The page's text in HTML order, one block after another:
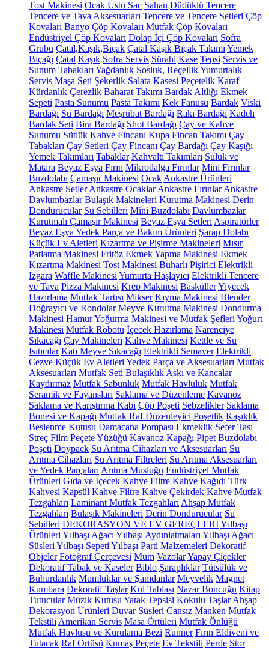
Tost Makinesi Ocak Üstü Sac Sahan Düdüklü Tencere
Tencere ve Tava Aksesuarları Tencere ve Tencere Setleri Çöp
Kovaları Banyo Çöp Kovaları Mutfak Çöp Kovaları
Endüstriyel Çöp Kovaları Dolap İçi Çöp Kovaları Sofra
Grubu Çatal,Kaşık,Bıçak Çatal Kaşık Bıçak Takımı Yemek
Bıçağı Çatal Kaşık Sofra Servis Sürahi Kase Tepsi Servis ve
Sunum Tabakları Yağdanlık Sosluk, ReçellikYumurtalık
Servis Maşa Seti Şekerlik Salata Kasesi Peçetelik Karaf
Kürdanlık Çerezlik Baharat Takımı Bardak Altlığı Ekmek
Sepeti Pasta Sunumu Pasta Takımı Kek Fanusu Bardak Viski
Bardağı Su Bardağı Meşrubat Bardağı Rakı Bardağı Kadeh
Bardak Seti Bira Bardağı Shot Bardağı Çay ve Kahve
Sunumu Sütlük Kahve Fincanı Kupa Fincan Takımı Çay
Tabakları Çay Setleri Çay Fincanı Çay Bardağı Çay Kaşığı
Yemek Takımları Tabaklar Kahvaltı Takımları Suluk ve
Matara Beyaz Eşya Fırın Mikrodalga Fırınlar Mini Fırınlar
Buzdolabı Çamaşır Makinesi Ocak Ankastre Ürünleri
Ankastre Setler Ankastre Ocaklar Ankastre Fırınlar Ankastre
Davlumbazlar Bulaşık Makineleri Kurutma Makinesi Derin
Dondurucular Su Sebilleri Mini Buzdolabı Davlumbazlar
Kurutmalı Çamaşır Makinesi Beyaz Eşya Setleri Aspiratörler
Beyaz Eşya Yedek Parça ve Bakım Ürünleri Şarap Dolabı
Küçük Ev Aletleri Kızartma ve Pişirme Makineleri Mısır
Patlatma Makinesi Fritöz Ekmek Yapma Makinesi Ekmek
Kızartma Makinesi Tost Makinesi Buharlı Pişirici Elektrikli
Izgara Waffle Makinesi Yumurta Haşlayıcı Elektrikli Tencere
ve Tava Pizza Makinesi Krep Makinesi BasküllerYiyecek
Hazırlama Mutfak Tartısı Mikser Kıyma Makinesi Blender
Doğrayıcı ve Rondolar Meyve Kurutma Makinesi Dondurma
Makinesi Hamur Yoğurma Makinesi ve Mutfak Şefleri Yoğurt
Makinesi Mutfak Robotu İçecek Hazırlama Narenciye
Sıkacağı Çay Makineleri Kahve Makinesi Kettle ve Su
Isıtıcılar Katı Meyve Sıkacağı Elektrikli Semaver Elektrikli
Cezve Küçük Ev Aletleri Yedek Parça ve Aksesuarları Mutfak
Aksesuarları Mutfak Seti Bulaşıklık Askı ve Kancalar
Kaydırmaz Mutfak Sabunluk Mutfak Havluluk Mutfak
Seramik ve Fayansları Saklama ve Düzenleme Kavanoz
Saklama ve Karıştırma Kabı Çöp Poşeti Sebzelikler Saklama
Bonesi ve Kapağı Mutfak Raf Düzenleyici Poşetlik Kaşıklık
Beslenme Kutusu Damacana Pompası Ekmeklik Sefer Tası
Streç Film Peçete Yüzüğü Kavanoz Kapağı Pipet Buzdolabı
Poşeti Doypack Su Arıtma Cihazları ve Aksesuarları Su
Arıtma Cihazları Su Arıtma Filtreleri Su Arıtma Aksesuarları
ve Yedek Parçaları Arıtma Musluğu Endüstriyel Mutfak
Ürünleri Gıda ve İçecek Kahve Filtre Kahve Kağıdı Türk
Kahvesi Kapsül Kahve Filtre Kahve Çekirdek Kahve Mutfak
Tezgahları Laminant Mutfak Tezgahları Ahşap Mutfak
Tezgahları Bulaşık Makineleri Derin Dondurucular Su
Sebilleri DEKORASYON VE EV GEREÇLERİYılbaşı
Ürünleri Yılbaşı Ağacı Yılbaşı Aydınlatmaları Yılbaşı Ağacı
Süsleri Yılbaşı Sepeti Yılbaşı Parti Malzemeleri Dekoratif
Objeler Fotoğraf Çerçevesi Mum VazolarYapay Çiçekler
Dekoratif Tabak ve Kaseler Biblo Şaraplıklar Tütsülük ve
Buhurdanlık Mumluklar ve Şamdanlar Meyvelik Magnet
Kumbara Dekoratif Taşlar Kül Tablası Nazar Boncuğu Kitap
Tutucular Müzik Kutusu Yatak Tepsisi Kokulu Taşlar Ahşap
Dekorasyon Ürünleri Duvar Süsleri Cansız Manken Mutfak
Tekstili Amerikan Servis Masa Örtüleri Mutfak Önlüğü
Mutfak Havlusu ve Kurulama Bezi Runner Fırın Eldiveni ve
Tutacak Raf Örtüsü Kumaş Peçete Ev Tekstili Perde Stor